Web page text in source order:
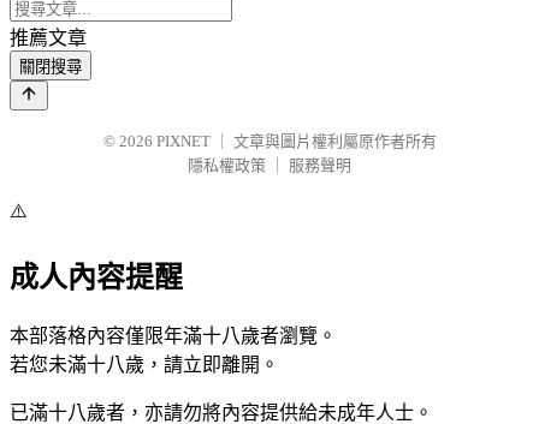
推薦文章
關閉搜尋
© 2026 PIXNET
文章與圖片權利屬原作者所有
隱私權政策
服務聲明
⚠️
成人內容提醒
本部落格內容僅限年滿十八歲者瀏覽。
若您未滿十八歲，請立即離開。
已滿十八歲者，亦請勿將內容提供給未成年人士。